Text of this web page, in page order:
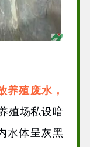
养殖废水，
殖场私设暗
水体呈灰黑